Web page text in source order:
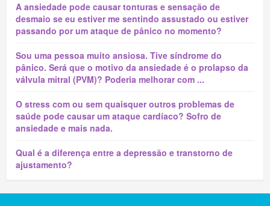
A ansiedade pode causar tonturas e sensação de
desmaio se eu estiver me sentindo assustado ou estiver
passando por um ataque de pânico no momento?
Sou uma pessoa muito ansiosa. Tive síndrome do
pânico. Será que o motivo da ansiedade é o prolapso da
válvula mitral (PVM)? Poderia melhorar com ...
O stress com ou sem quaisquer outros problemas de
saúde pode causar um ataque cardíaco? Sofro de
ansiedade e mais nada.
Qual é a diferença entre a depressão e transtorno de
ajustamento?